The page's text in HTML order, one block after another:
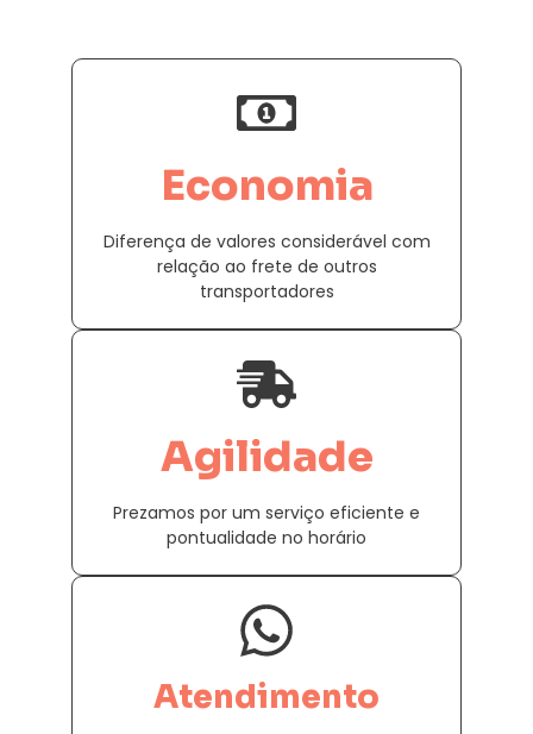
Economia
Diferença de valores considerável com
relação ao frete de outros
transportadores
Agilidade
Prezamos por um serviço eficiente e
pontualidade no horário
Atendimento